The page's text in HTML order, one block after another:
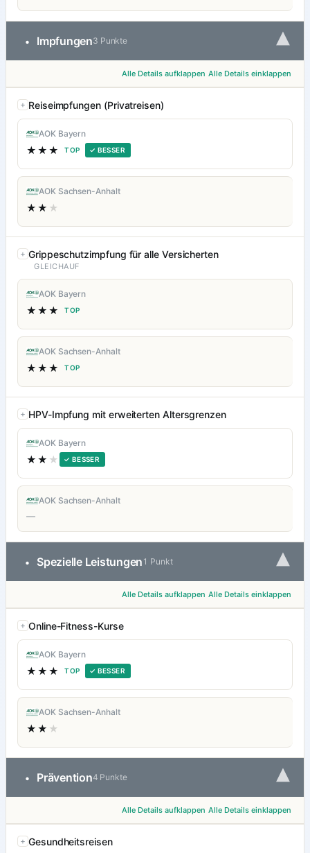
• Impfungen3 Punkte ▾
Alle Details aufklappen Alle Details einklappen
Reiseimpfungen (Privatreisen)
AOK Bayern
★★★ TOP ✓ BESSER
AOK Sachsen-Anhalt
★★ ★
Grippeschutzimpfung für alle Versicherten
GLEICHAUF
AOK Bayern
★★★ TOP
AOK Sachsen-Anhalt
★★★ TOP
HPV-Impfung mit erweiterten Altersgrenzen
AOK Bayern
★★ ★ ✓ BESSER
AOK Sachsen-Anhalt
—
• Spezielle Leistungen 1 Punkt ▾
Alle Details aufklappen Alle Details einklappen
Online-Fitness-Kurse
AOK Bayern
★★★ TOP ✓ BESSER
AOK Sachsen-Anhalt
★★ ★
• Prävention4 Punkte ▾
Alle Details aufklappen Alle Details einklappen
Gesundheitsreisen